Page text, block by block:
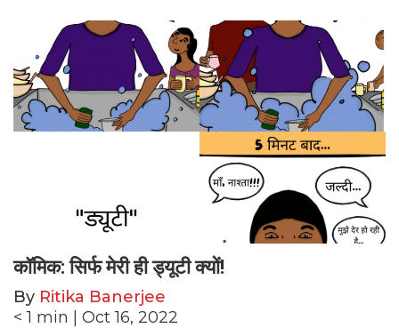
कॉमिक: सिर्फ मेरी ही ड्यूटी क्यों!
By Ritika Banerjee
< 1 min | Oct 16, 2022